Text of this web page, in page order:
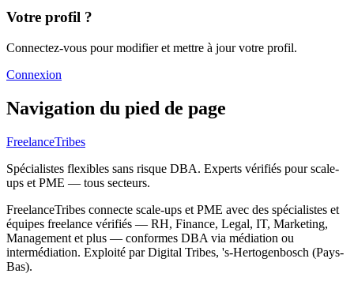
Votre profil ?
Connectez-vous pour modifier et mettre à jour votre profil.
Connexion
Navigation du pied de page
FreelanceTribes
Spécialistes flexibles sans risque DBA. Experts vérifiés pour scale-
ups et PME — tous secteurs.
FreelanceTribes connecte scale-ups et PME avec des spécialistes et
équipes freelance vérifiés — RH, Finance, Legal, IT, Marketing,
Management et plus — conformes DBA via médiation ou
intermédiation. Exploité par Digital Tribes, 's-Hertogenbosch (Pays-
Bas).